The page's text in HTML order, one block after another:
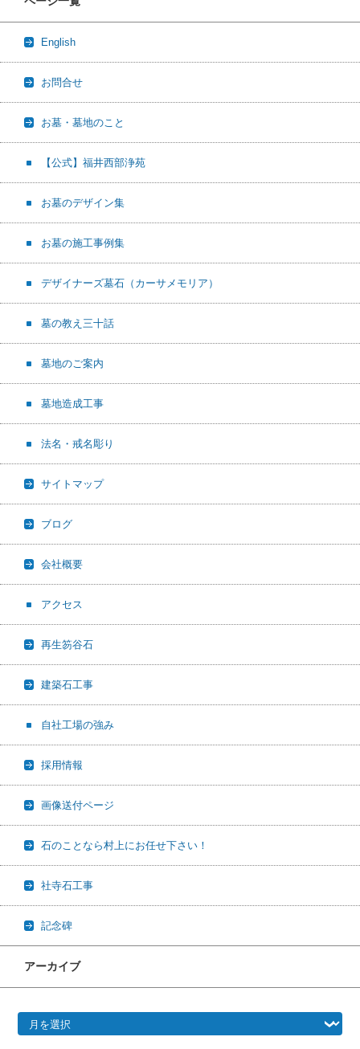
English
お問合せ
お墓・墓地のこと
【公式】福井西部浄苑
お墓のデザイン集
お墓の施工事例集
デザイナーズ墓石（カーサメモリア）
墓の教え三十話
墓地のご案内
墓地造成工事
法名・戒名彫り
サイトマップ
ブログ
会社概要
アクセス
再生笏谷石
建築石工事
自社工場の強み
採用情報
画像送付ページ
石のことなら村上にお任せ下さい！
社寺石工事
記念碑
アーカイブ